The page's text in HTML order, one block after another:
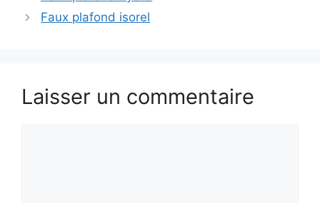
Faux plafond isorel
Laisser un commentaire